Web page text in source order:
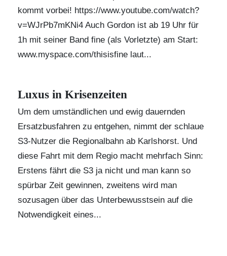
kommt vorbei! https://www.youtube.com/watch?
v=WJrPb7mKNi4 Auch Gordon ist ab 19 Uhr für
1h mit seiner Band fine (als Vorletzte) am Start:
www.myspace.com/thisisfine laut...
Luxus in Krisenzeiten
Um dem umständlichen und ewig dauernden
Ersatzbusfahren zu entgehen, nimmt der schlaue
S3-Nutzer die Regionalbahn ab Karlshorst. Und
diese Fahrt mit dem Regio macht mehrfach Sinn:
Erstens fährt die S3 ja nicht und man kann so
spürbar Zeit gewinnen, zweitens wird man
sozusagen über das Unterbewusstsein auf die
Notwendigkeit eines...